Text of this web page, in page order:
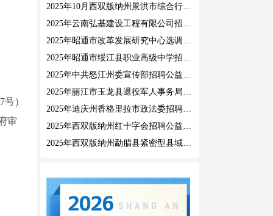
）
审
2025年10月西双版纳州景洪市综合行政执法局招聘人员公告
2025年云南弘基建设工程有限公司招聘公告
2025年昭通市改革发展研究中心选调工作人员职业素质测评通告
2025年昭通市绥江县职业高级中学招聘编外紧缺临聘数学教师公告
2025年中共怒江州委宣传部招聘公益性岗位公告
2025年丽江市玉龙县退役军人事务局公益性岗位招聘公告
2025年迪庆州香格里拉市政法委招聘公益性岗位公告
2025年西双版纳州红十字会招聘公益性岗位人员公告
2025年西双版纳州勐腊县紧密型县域医共体招聘编外人员公告